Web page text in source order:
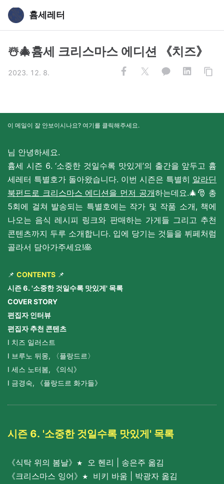
흄세레터
☃️🎄흄세 크리스마스 에디션 《치즈》
2023. 12. 8.
이 메일이 잘 안보이시나요? 여기를 클릭해주세요.
님 안녕하세요.
흄세 시즌 6. ‘소중한 것일수록 맛있게’의 출간을 앞두고 흄
세레터 특별호가 돌아왔습니다. 이번 시즌은 특별히 알라딘
북펀드로 크리스마스 에디션을 먼저 공개하는데요.🎄🎅 총
5회에 걸쳐 발송되는 특별호에는 작가 및 작품 소개, 책에
나오는 음식 레시피 링크와 판매하는 가게들 그리고 추천
콘텐츠까지 두루 소개합니다. 입에 당기는 것들을 뷔페처럼
골라서 담아가주세요!🥞
📌 CONTENTS 📌
시즌 6. '소중한 것일수록 맛있게' 목록
COVER STORY
편집자 인터뷰
편집자 추천 콘텐츠
I 치즈 일러스트
I 브루노 뒤몽, 〈플랑드르 〉
I 세스 노터봄, 《의식》
I 금경숙,
《플랑드르 화가들》
시즌 6. '소중한 것일수록 맛있게' 목록
《식탁 위의 봄날》 ★ 오 헨리 | 송은주 옮김
《크리스마스 잉어》 ★ 비키 바움 | 박광자 옮김